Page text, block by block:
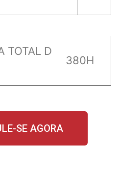
TOTAL D
380H
SE AGORA